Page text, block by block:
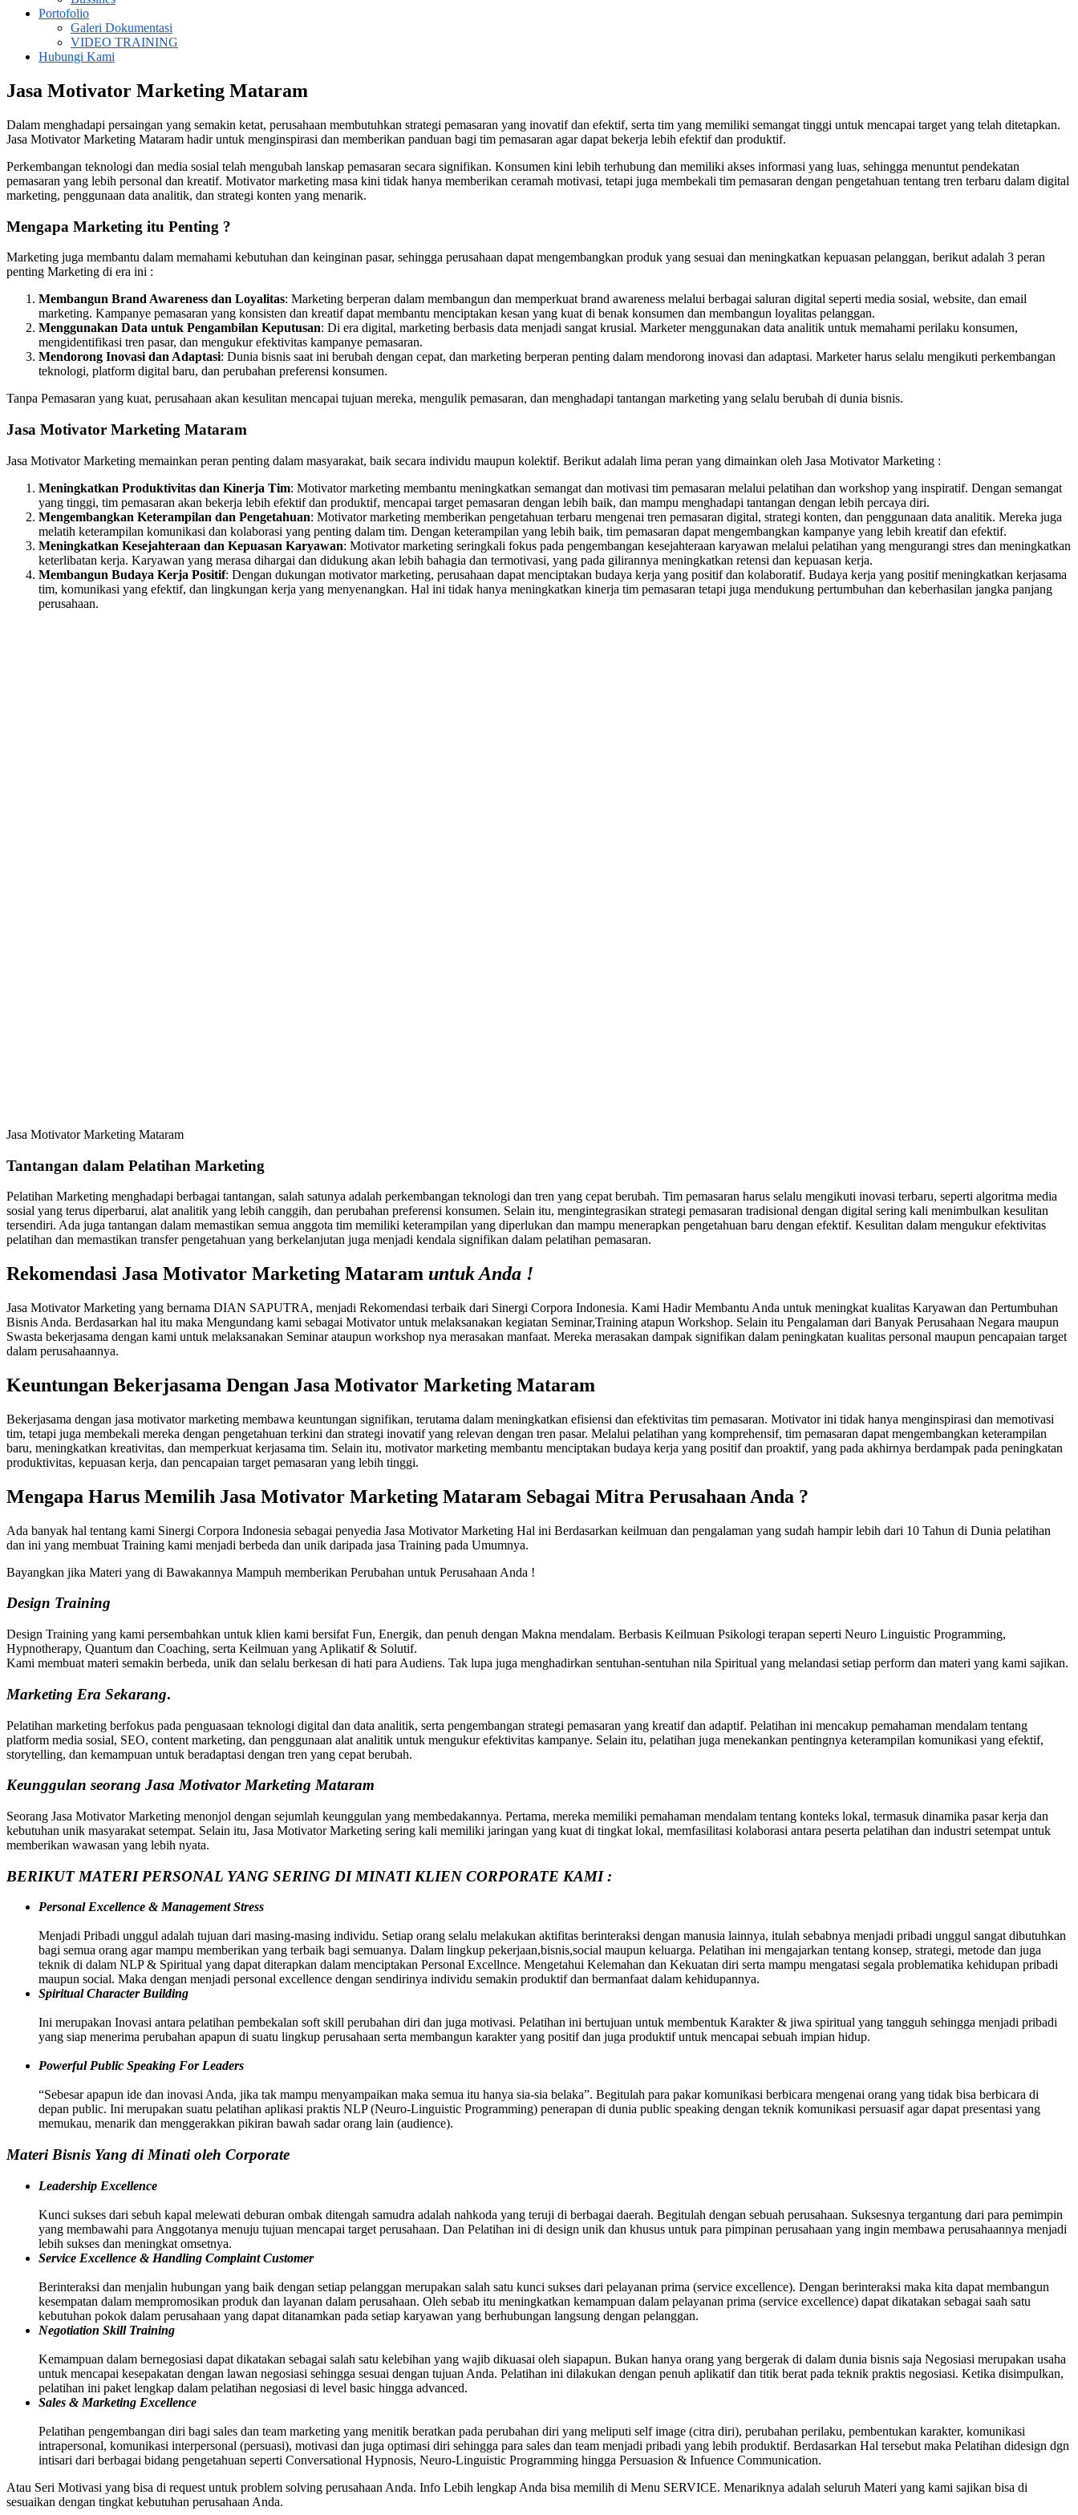
Portofolio
Galeri Dokumentasi
VIDEO TRAINING
Hubungi Kami
Jasa Motivator Marketing Mataram
Dalam menghadapi persaingan yang semakin ketat, perusahaan membutuhkan strategi pemasaran yang inovatif dan efektif, serta tim yang memiliki semangat tinggi untuk mencapai target yang telah ditetapkan.
Jasa Motivator Marketing Mataram hadir untuk menginspirasi dan memberikan panduan bagi tim pemasaran agar dapat bekerja lebih efektif dan produktif.
Perkembangan teknologi dan media sosial telah mengubah lanskap pemasaran secara signifikan. Konsumen kini lebih terhubung dan memiliki akses informasi yang luas, sehingga menuntut pendekatan
pemasaran yang lebih personal dan kreatif. Motivator marketing masa kini tidak hanya memberikan ceramah motivasi, tetapi juga membekali tim pemasaran dengan pengetahuan tentang tren terbaru dalam digital
marketing, penggunaan data analitik, dan strategi konten yang menarik.
Mengapa Marketing itu Penting ?
Marketing juga membantu dalam memahami kebutuhan dan keinginan pasar, sehingga perusahaan dapat mengembangkan produk yang sesuai dan meningkatkan kepuasan pelanggan, berikut adalah 3 peran
penting Marketing di era ini :
Membangun Brand Awareness dan Loyalitas: Marketing berperan dalam membangun dan memperkuat brand awareness melalui berbagai saluran digital seperti media sosial, website, dan email
marketing. Kampanye pemasaran yang konsisten dan kreatif dapat membantu menciptakan kesan yang kuat di benak konsumen dan membangun loyalitas pelanggan.
Menggunakan Data untuk Pengambilan Keputusan: Di era digital, marketing berbasis data menjadi sangat krusial. Marketer menggunakan data analitik untuk memahami perilaku konsumen,
mengidentifikasi tren pasar, dan mengukur efektivitas kampanye pemasaran.
Mendorong Inovasi dan Adaptasi: Dunia bisnis saat ini berubah dengan cepat, dan marketing berperan penting dalam mendorong inovasi dan adaptasi. Marketer harus selalu mengikuti perkembangan
teknologi, platform digital baru, dan perubahan preferensi konsumen.
Tanpa Pemasaran yang kuat, perusahaan akan kesulitan mencapai tujuan mereka, mengulik pemasaran, dan menghadapi tantangan marketing yang selalu berubah di dunia bisnis.
Jasa Motivator Marketing Mataram
Jasa Motivator Marketing memainkan peran penting dalam masyarakat, baik secara individu maupun kolektif. Berikut adalah lima peran yang dimainkan oleh Jasa Motivator Marketing :
Meningkatkan Produktivitas dan Kinerja Tim: Motivator marketing membantu meningkatkan semangat dan motivasi tim pemasaran melalui pelatihan dan workshop yang inspiratif. Dengan semangat
yang tinggi, tim pemasaran akan bekerja lebih efektif dan produktif, mencapai target pemasaran dengan lebih baik, dan mampu menghadapi tantangan dengan lebih percaya diri.
Mengembangkan Keterampilan dan Pengetahuan: Motivator marketing memberikan pengetahuan terbaru mengenai tren pemasaran digital, strategi konten, dan penggunaan data analitik. Mereka juga
melatih keterampilan komunikasi dan kolaborasi yang penting dalam tim. Dengan keterampilan yang lebih baik, tim pemasaran dapat mengembangkan kampanye yang lebih kreatif dan efektif.
Meningkatkan Kesejahteraan dan Kepuasan Karyawan: Motivator marketing seringkali fokus pada pengembangan kesejahteraan karyawan melalui pelatihan yang mengurangi stres dan meningkatkan
keterlibatan kerja. Karyawan yang merasa dihargai dan didukung akan lebih bahagia dan termotivasi, yang pada gilirannya meningkatkan retensi dan kepuasan kerja.
Membangun Budaya Kerja Positif: Dengan dukungan motivator marketing, perusahaan dapat menciptakan budaya kerja yang positif dan kolaboratif. Budaya kerja yang positif meningkatkan kerjasama
tim, komunikasi yang efektif, dan lingkungan kerja yang menyenangkan. Hal ini tidak hanya meningkatkan kinerja tim pemasaran tetapi juga mendukung pertumbuhan dan keberhasilan jangka panjang
perusahaan.
Jasa Motivator Marketing Mataram
Tantangan dalam Pelatihan Marketing
Pelatihan Marketing menghadapi berbagai tantangan, salah satunya adalah perkembangan teknologi dan tren yang cepat berubah. Tim pemasaran harus selalu mengikuti inovasi terbaru, seperti algoritma media
sosial yang terus diperbarui, alat analitik yang lebih canggih, dan perubahan preferensi konsumen. Selain itu, mengintegrasikan strategi pemasaran tradisional dengan digital sering kali menimbulkan kesulitan
tersendiri. Ada juga tantangan dalam memastikan semua anggota tim memiliki keterampilan yang diperlukan dan mampu menerapkan pengetahuan baru dengan efektif. Kesulitan dalam mengukur efektivitas
pelatihan dan memastikan transfer pengetahuan yang berkelanjutan juga menjadi kendala signifikan dalam pelatihan pemasaran.
Rekomendasi Jasa Motivator Marketing Mataram untuk Anda !
Jasa Motivator Marketing yang bernama DIAN SAPUTRA, menjadi Rekomendasi terbaik dari Sinergi Corpora Indonesia. Kami Hadir Membantu Anda untuk meningkat kualitas Karyawan dan Pertumbuhan
Bisnis Anda. Berdasarkan hal itu maka Mengundang kami sebagai Motivator untuk melaksanakan kegiatan Seminar,Training atapun Workshop. Selain itu Pengalaman dari Banyak Perusahaan Negara maupun
Swasta bekerjasama dengan kami untuk melaksanakan Seminar ataupun workshop nya merasakan manfaat. Mereka merasakan dampak signifikan dalam peningkatan kualitas personal maupun pencapaian target
dalam perusahaannya.
Keuntungan Bekerjasama Dengan Jasa Motivator Marketing Mataram
Bekerjasama dengan jasa motivator marketing membawa keuntungan signifikan, terutama dalam meningkatkan efisiensi dan efektivitas tim pemasaran. Motivator ini tidak hanya menginspirasi dan memotivasi
tim, tetapi juga membekali mereka dengan pengetahuan terkini dan strategi inovatif yang relevan dengan tren pasar. Melalui pelatihan yang komprehensif, tim pemasaran dapat mengembangkan keterampilan
baru, meningkatkan kreativitas, dan memperkuat kerjasama tim. Selain itu, motivator marketing membantu menciptakan budaya kerja yang positif dan proaktif, yang pada akhirnya berdampak pada peningkatan
produktivitas, kepuasan kerja, dan pencapaian target pemasaran yang lebih tinggi.
Mengapa Harus Memilih Jasa Motivator Marketing Mataram Sebagai Mitra Perusahaan Anda ?
Ada banyak hal tentang kami Sinergi Corpora Indonesia sebagai penyedia Jasa Motivator Marketing Hal ini Berdasarkan keilmuan dan pengalaman yang sudah hampir lebih dari 10 Tahun di Dunia pelatihan
dan ini yang membuat Training kami menjadi berbeda dan unik daripada jasa Training pada Umumnya.
Bayangkan jika Materi yang di Bawakannya Mampuh memberikan Perubahan untuk Perusahaan Anda !
Design Training
Design Training yang kami persembahkan untuk klien kami bersifat Fun, Energik, dan penuh dengan Makna mendalam. Berbasis Keilmuan Psikologi terapan seperti Neuro Linguistic Programming,
Hypnotherapy, Quantum dan Coaching, serta Keilmuan yang Aplikatif & Solutif.
Kami membuat materi semakin berbeda, unik dan selalu berkesan di hati para Audiens. Tak lupa juga menghadirkan sentuhan-sentuhan nila Spiritual yang melandasi setiap perform dan materi yang kami sajikan.
Marketing Era Sekarang.
Pelatihan marketing berfokus pada penguasaan teknologi digital dan data analitik, serta pengembangan strategi pemasaran yang kreatif dan adaptif. Pelatihan ini mencakup pemahaman mendalam tentang
platform media sosial, SEO, content marketing, dan penggunaan alat analitik untuk mengukur efektivitas kampanye. Selain itu, pelatihan juga menekankan pentingnya keterampilan komunikasi yang efektif,
storytelling, dan kemampuan untuk beradaptasi dengan tren yang cepat berubah.
Keunggulan seorang Jasa Motivator Marketing Mataram
Seorang Jasa Motivator Marketing menonjol dengan sejumlah keunggulan yang membedakannya. Pertama, mereka memiliki pemahaman mendalam tentang konteks lokal, termasuk dinamika pasar kerja dan
kebutuhan unik masyarakat setempat. Selain itu, Jasa Motivator Marketing sering kali memiliki jaringan yang kuat di tingkat lokal, memfasilitasi kolaborasi antara peserta pelatihan dan industri setempat untuk
memberikan wawasan yang lebih nyata.
BERIKUT MATERI PERSONAL YANG SERING DI MINATI KLIEN CORPORATE KAMI :
Personal Excellence & Management Stress
Menjadi Pribadi unggul adalah tujuan dari masing-masing individu. Setiap orang selalu melakukan aktifitas berinteraksi dengan manusia lainnya, itulah sebabnya menjadi pribadi unggul sangat dibutuhkan
bagi semua orang agar mampu memberikan yang terbaik bagi semuanya. Dalam lingkup pekerjaan,bisnis,social maupun keluarga. Pelatihan ini mengajarkan tentang konsep, strategi, metode dan juga
teknik di dalam NLP & Spiritual yang dapat diterapkan dalam menciptakan Personal Excellnce. Mengetahui Kelemahan dan Kekuatan diri serta mampu mengatasi segala problematika kehidupan pribadi
maupun social. Maka dengan menjadi personal excellence dengan sendirinya individu semakin produktif dan bermanfaat dalam kehidupannya.
Spiritual Character Building
Ini merupakan Inovasi antara pelatihan pembekalan soft skill perubahan diri dan juga motivasi. Pelatihan ini bertujuan untuk membentuk Karakter & jiwa spiritual yang tangguh sehingga menjadi pribadi
yang siap menerima perubahan apapun di suatu lingkup perusahaan serta membangun karakter yang positif dan juga produktif untuk mencapai sebuah impian hidup.
Powerful Public Speaking For Leaders
“Sebesar apapun ide dan inovasi Anda, jika tak mampu menyampaikan maka semua itu hanya sia-sia belaka”. Begitulah para pakar komunikasi berbicara mengenai orang yang tidak bisa berbicara di
depan public. Ini merupakan suatu pelatihan aplikasi praktis NLP (Neuro-Linguistic Programming) penerapan di dunia public speaking dengan teknik komunikasi persuasif agar dapat presentasi yang
memukau, menarik dan menggerakkan pikiran bawah sadar orang lain (audience).
Materi Bisnis Yang di Minati oleh Corporate
Leadership Excellence
Kunci sukses dari sebuh kapal melewati deburan ombak ditengah samudra adalah nahkoda yang teruji di berbagai daerah. Begitulah dengan sebuah perusahaan. Suksesnya tergantung dari para pemimpin
yang membawahi para Anggotanya menuju tujuan mencapai target perusahaan. Dan Pelatihan ini di design unik dan khusus untuk para pimpinan perusahaan yang ingin membawa perusahaannya menjadi
lebih sukses dan meningkat omsetnya.
Service Excellence & Handling Complaint Customer
Berinteraksi dan menjalin hubungan yang baik dengan setiap pelanggan merupakan salah satu kunci sukses dari pelayanan prima (service excellence). Dengan berinteraksi maka kita dapat membangun
kesempatan dalam mempromosikan produk dan layanan dalam perusahaan. Oleh sebab itu meningkatkan kemampuan dalam pelayanan prima (service excellence) dapat dikatakan sebagai saah satu
kebutuhan pokok dalam perusahaan yang dapat ditanamkan pada setiap karyawan yang berhubungan langsung dengan pelanggan.
Negotiation Skill Training
Kemampuan dalam bernegosiasi dapat dikatakan sebagai salah satu kelebihan yang wajib dikuasai oleh siapapun. Bukan hanya orang yang bergerak di dalam dunia bisnis saja Negosiasi merupakan usaha
untuk mencapai kesepakatan dengan lawan negosiasi sehingga sesuai dengan tujuan Anda. Pelatihan ini dilakukan dengan penuh aplikatif dan titik berat pada teknik praktis negosiasi. Ketika disimpulkan,
pelatihan ini paket lengkap dalam pelatihan negosiasi di level basic hingga advanced.
Sales & Marketing Excellence
Pelatihan pengembangan diri bagi sales dan team marketing yang menitik beratkan pada perubahan diri yang meliputi self image (citra diri), perubahan perilaku, pembentukan karakter, komunikasi
intrapersonal, komunikasi interpersonal (persuasi), motivasi dan juga optimasi diri sehingga para sales dan team menjadi pribadi yang lebih produktif. Berdasarkan Hal tersebut maka Pelatihan didesign dgn
intisari dari berbagai bidang pengetahuan seperti Conversational Hypnosis, Neuro-Linguistic Programming hingga Persuasion & Infuence Communication.
Atau Seri Motivasi yang bisa di request untuk problem solving perusahaan Anda. Info Lebih lengkap Anda bisa memilih di Menu SERVICE. Menariknya adalah seluruh Materi yang kami sajikan bisa di
sesuaikan dengan tingkat kebutuhan perusahaan Anda.